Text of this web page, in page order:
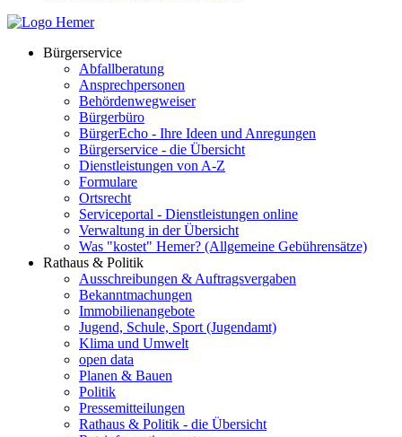
Bürgerservice
Abfallberatung
Ansprechpersonen
Behördenwegweiser
Bürgerbüro
BürgerEcho - Ihre Ideen und Anregungen
Bürgerservice - die Übersicht
Dienstleistungen von A-Z
Formulare
Ortsrecht
Serviceportal - Dienstleistungen online
Verwaltung in der Übersicht
Was "kostet" Hemer? (Allgemeine Gebührensätze)
Rathaus & Politik
Ausschreibungen & Auftragsvergaben
Bekanntmachungen
Immobilienangebote
Jugend, Schule, Sport (Jugendamt)
Klima und Umwelt
open data
Planen & Bauen
Politik
Pressemitteilungen
Rathaus & Politik - die Übersicht